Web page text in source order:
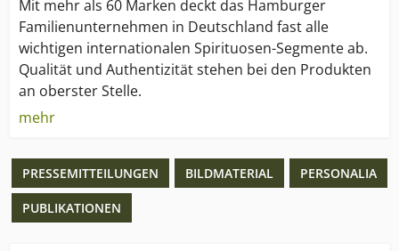
Mit mehr als 60 Marken deckt das Hamburger
Familienunternehmen in Deutschland fast alle
wichtigen internationalen Spirituosen-Segmente ab.
Qualität und Authentizität stehen bei den Produkten
an oberster Stelle.
Borco-Marken mit insgesamt 12 Medaillen bei der
„International Wine & Spirits Competition 2007“. Das
Erfolgsrezept: Überzeugende, starke Marken und die
richtige Strategie.
mehr
PRESSEMITTEILUNGEN BILDMATERIAL PERSONALIA
PUBLIKATIONEN